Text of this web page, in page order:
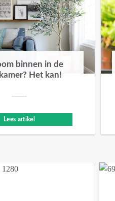
binnen in de
Het kan!
Lees artikel